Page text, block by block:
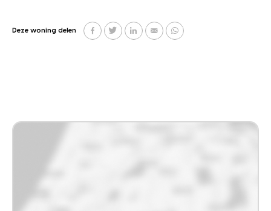
Deze woning delen